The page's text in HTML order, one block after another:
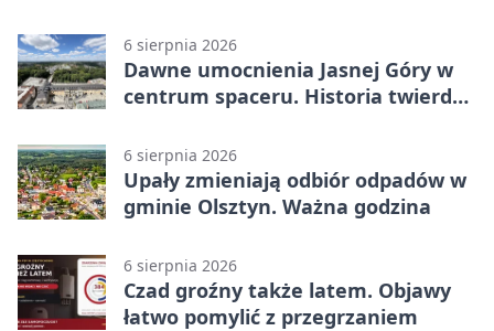
6 sierpnia 2026
Dawne umocnienia Jasnej Góry w
centrum spaceru. Historia twierdzy
6 sierpnia 2026
Upały zmieniają odbiór odpadów w
gminie Olsztyn. Ważna godzina
6 sierpnia 2026
Czad groźny także latem. Objawy
łatwo pomylić z przegrzaniem